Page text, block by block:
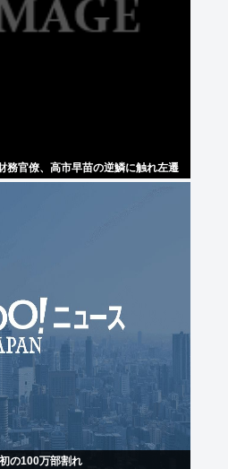
務官僚、高市早苗の逆鱗に触れ左遷
の100万部割れ